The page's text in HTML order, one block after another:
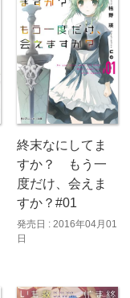
終末なにしてま
すか？ もう一
度だけ、会えま
すか？#01
発売日 : 2016年04月01
日